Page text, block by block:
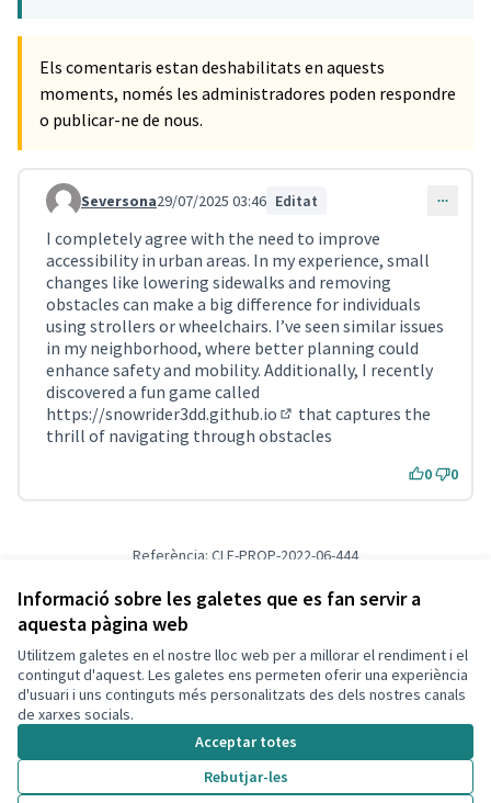
Informació sobre les galetes que es fan servir a
aquesta pàgina web
Utilitzem galetes en el nostre lloc web per a millorar el rendiment i el
contingut d'aquest. Les galetes ens permeten oferir una experiència
d'usuari i uns continguts més personalitzats des dels nostres canals
de xarxes socials.
Acceptar totes
Rebutjar-les
Els comentaris estan deshabilitats en aquests
moments, només les administradores poden respondre
o publicar-ne de nous.
Comentari 1043
Seversona29/07/2025 03:46 Editat
I completely agree with the need to improve
accessibility in urban areas. In my experience, small
changes like lowering sidewalks and removing
obstacles can make a big difference for individuals
using strollers or wheelchairs. I’ve seen similar issues
in my neighborhood, where better planning could
enhance safety and mobility. Additionally, I recently
discovered a fun game called
https://snowrider3dd.github.io
(Enllaç extern)
that captures the
thrill of navigating through obstacles
0 0
Referència: CLF-PROP-2022-06-444
Verifica l'empremta digital
Termes i condicions d'ús
Configuració de les galetes
Decidim Calafell a X
(Enllaç extern)
Decidim Calafell a Facebook
Decidim Calafell a YouTube
Decidim Calafell a GitHub
(Enllaç extern)